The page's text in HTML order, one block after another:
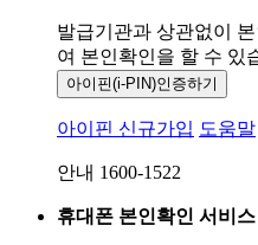
발급기관과 상관없이
여 본인확인을 할 수 있
아이핀(i-PIN)인증하기
아이핀 신규가입 도움말
안내 1600-1522
휴대폰 본인확인 서비스